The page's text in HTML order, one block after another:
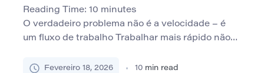
Reading Time: 10 minutes
O verdadeiro problema não é a velocidade – é
um fluxo de trabalho Trabalhar mais rápido não
Na verdade, a corrida geralmente leva a mais
Fevereiro 18, 2026 10 min read